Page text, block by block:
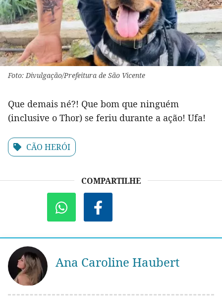
Foto: Divulgação/Prefeitura de São Vicente
Que demais né?! Que bom que ninguém
(inclusive o Thor) se feriu durante a ação! Ufa!
CÃO HERÓI
COMPARTILHE
Ana Caroline Haubert